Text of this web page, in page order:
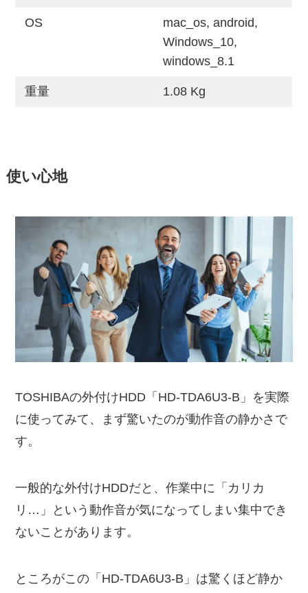
OS
mac_os, android,
Windows_10,
windows_8.1
重量 ‎1.08 Kg
使い心地
TOSHIBAの外付けHDD「HD-TDA6U3-B」を実際
に使ってみて、まず驚いたのが動作音の静かさで
す。
一般的な外付けHDDだと、作業中に「カリカ
リ…」という動作音が気になってしまい集中でき
ないことがあります。
ところがこの「HD-TDA6U3-B」は驚くほど静か